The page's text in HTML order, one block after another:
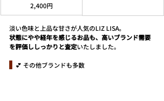
2,400円
淡い色味と上品な甘さが人気のLIZ LISA。
状態にやや経年を感じるお品も、高いブランド需要
を評価ししっかりと査定いたしました。
💕 その他ブランドも多数